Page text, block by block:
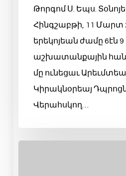
Թորգոմ Ս. Եպս.
Հինգշաբթի, 11 Մարտ
երեկոյեան ժամը 6էն 9
աշխատանքային
մը ունեցաւ
Կիրակնօրեայ
Վերահսկող…